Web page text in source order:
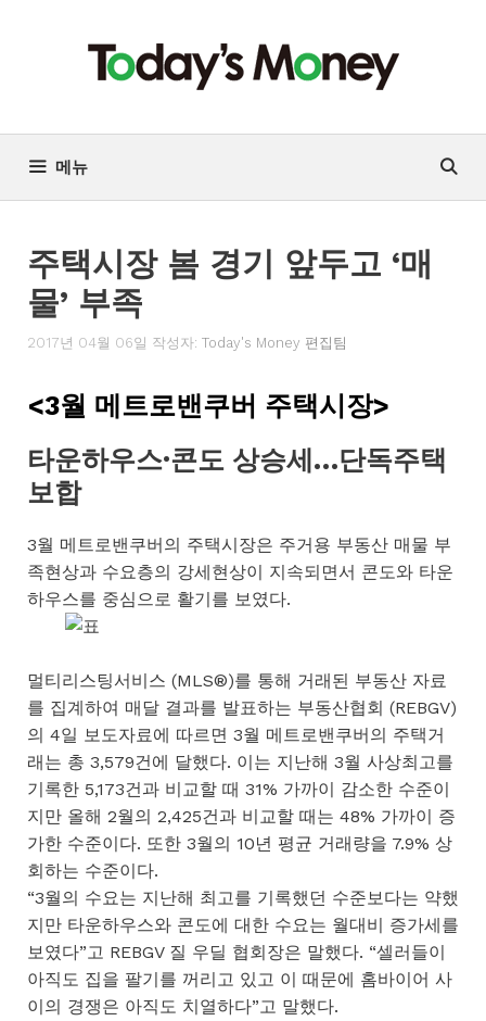
기
메뉴
주택시장 봄 경기 앞두고 ‘매
물’ 부족
2017년 04월 06일 작성자: Today's Money 편집팀
<3월 메트로밴쿠버 주택시장>
타운하우스·콘도 상승세…단독주택
보합
3월 메트로밴쿠버의 주택시장은 주거용 부동산 매물 부
족현상과 수요층의 강세현상이 지속되면서 콘도와 타운
하우스를 중심으로 활기를 보였다.
멀티리스팅서비스 (MLS®)를 통해 거래된 부동산 자료
를 집계하여 매달 결과를 발표하는 부동산협회 (REBGV)
의 4일 보도자료에 따르면 3월 메트로밴쿠버의 주택거
래는 총 3,579건에 달했다. 이는 지난해 3월 사상최고를
기록한 5,173건과 비교할 때 31% 가까이 감소한 수준이
지만 올해 2월의 2,425건과 비교할 때는 48% 가까이 증
가한 수준이다. 또한 3월의 10년 평균 거래량을 7.9% 상
회하는 수준이다.
“3월의 수요는 지난해 최고를 기록했던 수준보다는 약했
지만 타운하우스와 콘도에 대한 수요는 월대비 증가세를
보였다”고 REBGV 질 우딜 협회장은 말했다. “셀러들이
아직도 집을 팔기를 꺼리고 있고 이 때문에 홈바이어 사
이의 경쟁은 아직도 치열하다”고 말했다.